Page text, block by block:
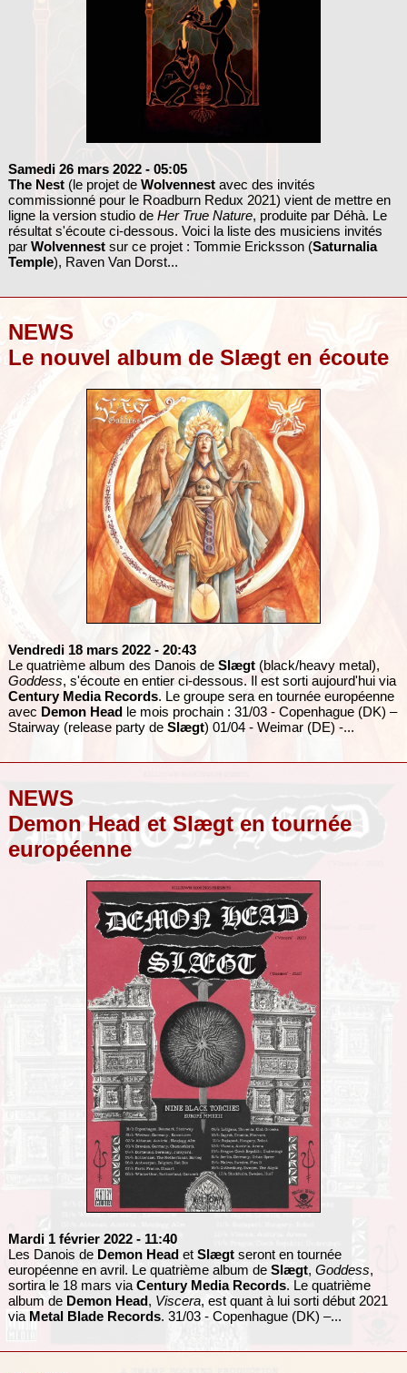
Samedi 26 mars 2022 - 05:05
The Nest(le projet de Wolvennestavec des invités
commissionné pour le Roadburn Redux 2021) vient de mettre en
ligne la version studio de Her True Nature, produite par Déhà. Le
résultat s'écoute ci-dessous. Voici la liste des musiciens invités
par Wolvennestsur ce projet : Tommie Ericksson (Saturnalia
Temple), Raven Van Dorst...
NEWS
Le nouvel album de Slægt en écoute
Vendredi 18 mars 2022 - 20:43
Le quatrième album des Danois de Slægt(black/heavy metal),
Goddess, s'écoute en entier ci-dessous. Il est sorti aujourd'hui via
Century Media Records. Le groupe sera en tournée européenne
avec Demon Headle mois prochain : 31/03 - Copenhague (DK) –
Stairway (release party de Slægt) 01/04 - Weimar (DE) -...
NEWS
Demon Head et Slægt en tournée
européenne
Mardi 1 février 2022 - 11:40
Les Danois de Demon Headet Slægtseront en tournée
européenne en avril. Le quatrième album de Slægt, Goddess,
sortira le 18 mars via Century Media Records. Le quatrième
album de Demon Head, Viscera, est quant à lui sorti début 2021
via Metal Blade Records. 31/03 - Copenhague (DK) –...